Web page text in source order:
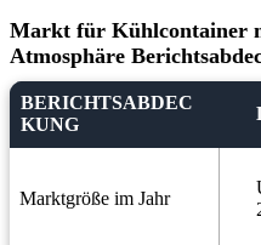
Markt für Kühlcontainer
Atmosphäre
BERICHTSABDEC
KUNG
Marktgröße im Jahr